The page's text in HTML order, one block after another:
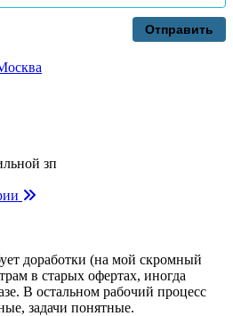
Отправить
зп
доработки (на мой скромный
в старых офертах, иногда
В остальном рабочий процесс
задачи понятные.